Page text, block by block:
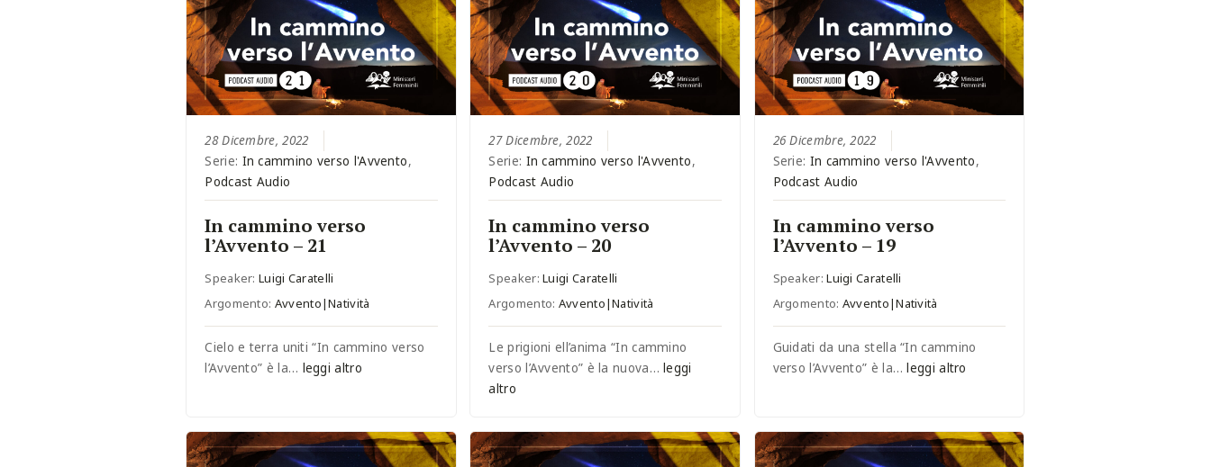
28 Dicembre, 2022
Serie: In cammino verso l'Avvento,
Podcast Audio
In cammino verso
l’Avvento – 21
Speaker:Luigi Caratelli
Argomento: Avvento|Natività
Cielo e terra uniti “In cammino verso
l’Avvento” è la… leggi altro
27 Dicembre, 2022
Serie: In cammino verso l'Avvento,
Podcast Audio
In cammino verso
l’Avvento – 20
Speaker:Luigi Caratelli
Argomento: Avvento|Natività
Le prigioni ell’anima “In cammino
verso l’Avvento” è la nuova… leggi
altro
26 Dicembre, 2022
Serie: In cammino verso l'Avvento,
Podcast Audio
In cammino verso
l’Avvento – 19
Speaker:Luigi Caratelli
Argomento: Avvento|Natività
Guidati da una stella “In cammino
verso l’Avvento” è la… leggi altro